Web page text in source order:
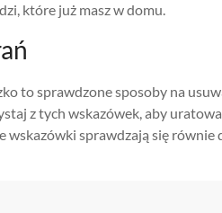
które już masz w domu.
to sprawdzone sposoby na
z tych wskazówek, aby
wskazówki sprawdzają się